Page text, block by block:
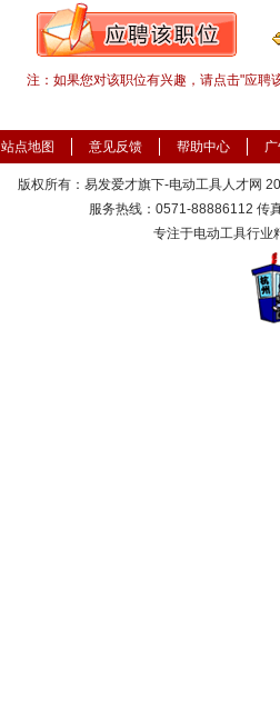
注：如果您对该职位有兴趣，请点击"应聘
站点地图 意见反馈 帮助中心
版权所有：易发爱才旗下-电动工具人才网
服务热线：0571-88886112 传
专注于电动工具行业